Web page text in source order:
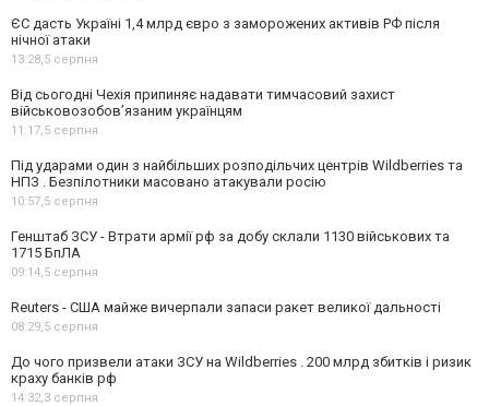
ЄС дасть Україні 1,4 млрд євро з заморожених активів РФ після
нічної атаки
13:28,5 серпня
Від сьогодні Чехія припиняє надавати тимчасовий захист
військовозобов’язаним українцям
11:17,5 серпня
Під ударами один з найбільших розподільчих центрів Wildberries та
НПЗ . Безпілотники масовано атакували росію
10:57,5 серпня
Генштаб ЗСУ - Втрати армії рф за добу склали 1130 військових та
1715 БпЛА
09:14,5 серпня
Reuters - США майже вичерпали запаси ракет великої дальності
08:29,5 серпня
До чого призвели атаки ЗСУ на Wildberries . 200 млрд збитків і ризик
краху банків рф
14:32,3 серпня